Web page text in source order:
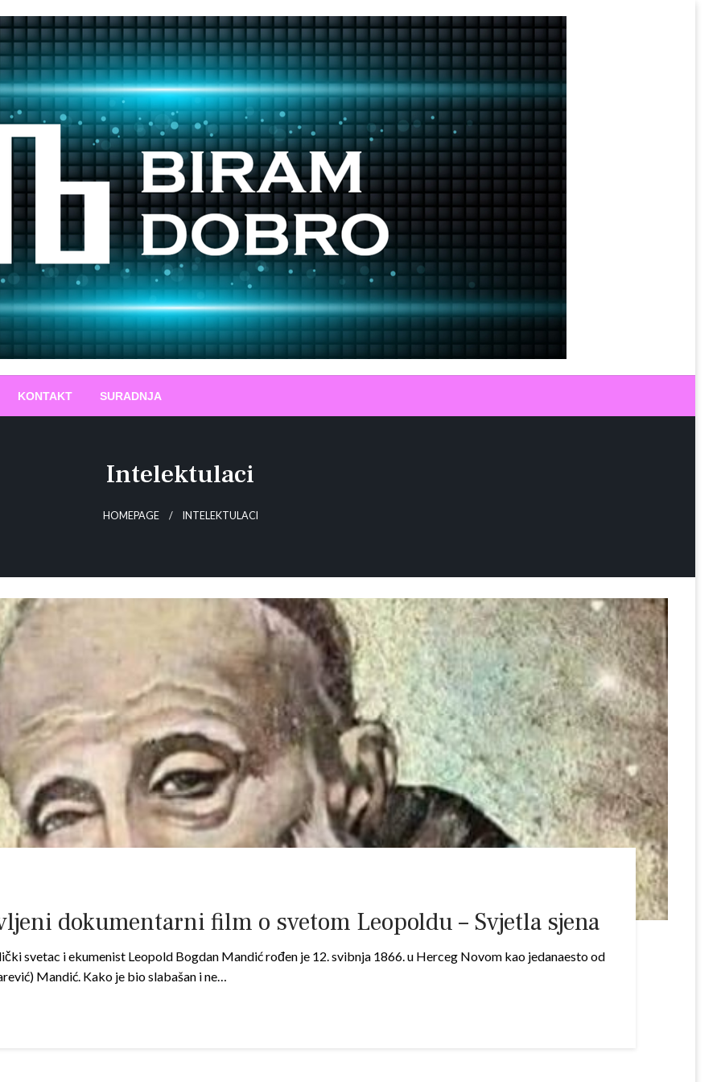
KONTAKT SURADNJA
Intelektulaci
HOMEPAGE INTELEKTULACI
dokumentarni film o svetom Leopoldu – Svjetla sjena
svetac i ekumenist Leopold Bogdan Mandić rođen je 12. svibnja 1866. u Herceg Novom kao jedanaesto od
Mandić. Kako je bio slabašan i ne…